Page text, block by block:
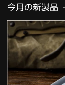
今月の新製品